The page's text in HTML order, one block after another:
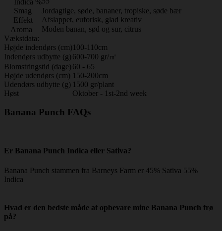
Smag
Jordagtige, søde, bananer, tropiske, søde bær
Effekt
Afslappet, euforisk, glad kreativ
Aroma
Moden banan, sød og sur, citrus
Vækstdata:
Højde indendørs (cm) 100-110cm
Indendørs udbytte (g) 600-700 gr/㎡
Blomstringstid (dage) 60 - 65
Højde udendørs (cm) 150-200cm
Udendørs udbytte (g) 1500 gr/plant
Høst
Oktober - 1st-2nd week
Banana Punch FAQs
Er Banana Punch Indica eller Sativa?
Banana Punch stammen fra Barneys Farm er 45% Sativa 55%
Indica
Hvad er den bedste måde at opbevare mine Banana Punch frø
på?